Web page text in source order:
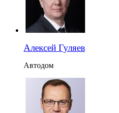
Алексей Гуляев
Автодом